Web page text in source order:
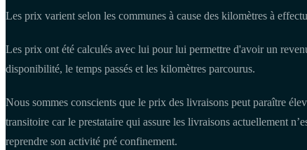
Les prix varient selon les communes à cause des kilomètres à
Les prix ont été calculés avec lui pour lui permettre d'avoir un
disponibilité, le temps passés et les kilomètres parcourus.
Nous sommes conscients que le prix des livraisons peut paraître
transitoire car le prestataire qui assure les livraisons actuellement
reprendre son activité pré confinement.